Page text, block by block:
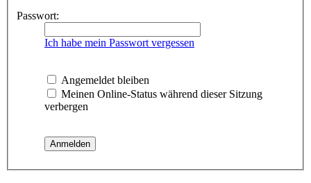
Passwort:
Ich habe mein Passwort vergessen
Angemeldet bleiben
Meinen Online-Status während dieser Sitzung
verbergen